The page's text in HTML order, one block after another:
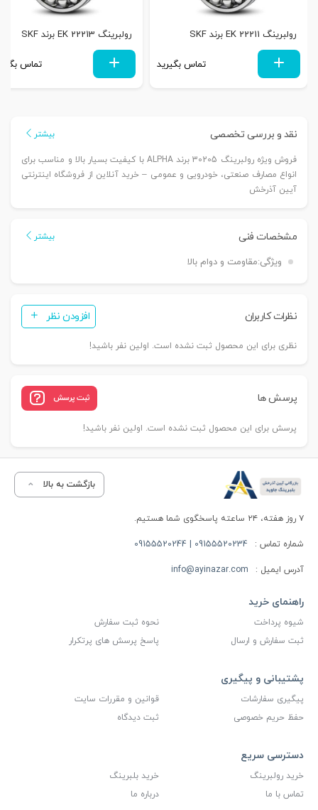
رولبرینگ 22211 EK برند SKF
تماس بگیرید
رولبرینگ 22213 EK برند SKF
تماس
نقد و بررسی تخصصی بیشتر
فروش ویژه رولبرینگ 30205 برند ALPHA با کیفیت بسیار بالا و مناسب برای
انواع مصارف صنعتی، خودرویی و عمومی – خرید آنلاین از فروشگاه اینترنتی
آیین آذرخش
مشخصات فنی بیشتر
ویژگی:مقاومت و دوام بالا
نظرات کاربران افزودن نظر
نظری برای این محصول ثبت نشده است. اولین نفر باشید!
پرسش ها ثبت پرسش
پرسش برای این محصول ثبت نشده است. اولین نفر باشید!
بازگشت به بالا
۷ روز هفته، ۲۴ ساعته پاسخگوی شما هستیم.
شماره تماس : 09155520234 | 09155520244
آدرس ایمیل : info@ayinazar.com
راهنمای خرید
شیوه پرداخت
نحوه ثبت سفارش
ثبت سفارش و ارسال
پاسخ پرسش های پرتکرار
پشتیبانی و پیگیری
پیگیری سفارشات
قوانین و مقررات سایت
حفظ حریم خصوصی
ثبت دیدگاه
دسترسی سریع
خرید رولبرینگ
خرید بلبرینگ
تماس با ما
درباره ما